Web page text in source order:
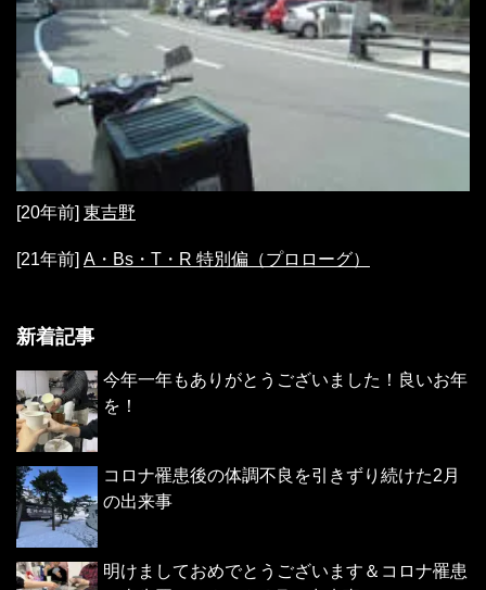
[20年前] 東吉野
[21年前] A・Bs・T・R 特別偏（プロローグ）
新着記事
今年一年もありがとうございました！良いお年
を！
コロナ罹患後の体調不良を引きずり続けた2月
の出来事
明けましておめでとうございます＆コロナ罹患